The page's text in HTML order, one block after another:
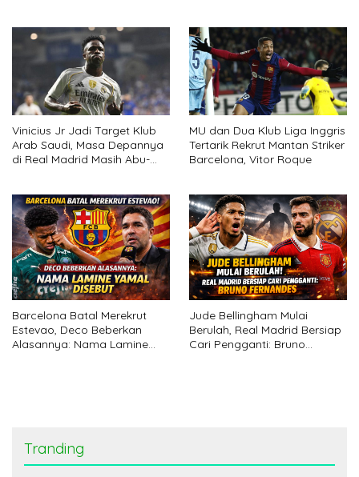
Vinicius Jr Jadi Target Klub
Arab Saudi, Masa Depannya
di Real Madrid Masih Abu-
MU dan Dua Klub Liga Inggris
Tertarik Rekrut Mantan Striker
Barcelona, Vitor Roque
Barcelona Batal Merekrut
Estevao, Deco Beberkan
Alasannya: Nama Lamine
Jude Bellingham Mulai
Berulah, Real Madrid Bersiap
Cari Pengganti: Bruno
Tranding